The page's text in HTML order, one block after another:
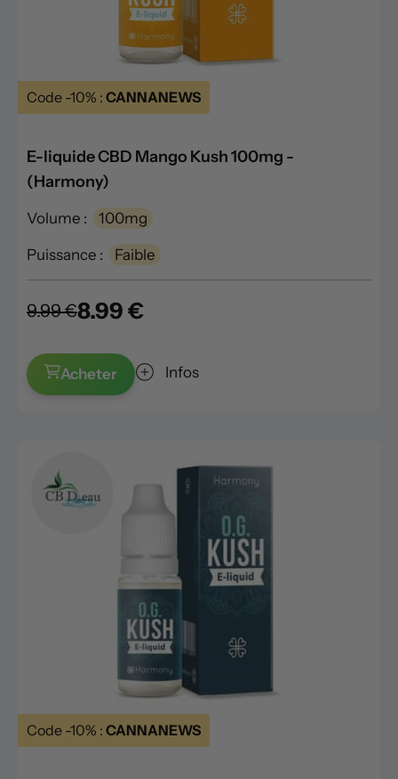
Code -10% : CANNANEWS
E-liquide CBD Mango Kush 100mg -
(Harmony)
Volume : 100mg
Puissance : Faible
9.99 €8.99 €
Acheter Infos
Code -10% : CANNANEWS